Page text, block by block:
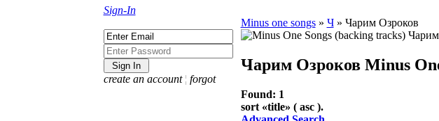
Sign-In
create an account ¦ forgot
Minus one songs» Ч» Чарим Озроков
Чарим Озроков Minus
Found: 1
sort «title» ( asc ).